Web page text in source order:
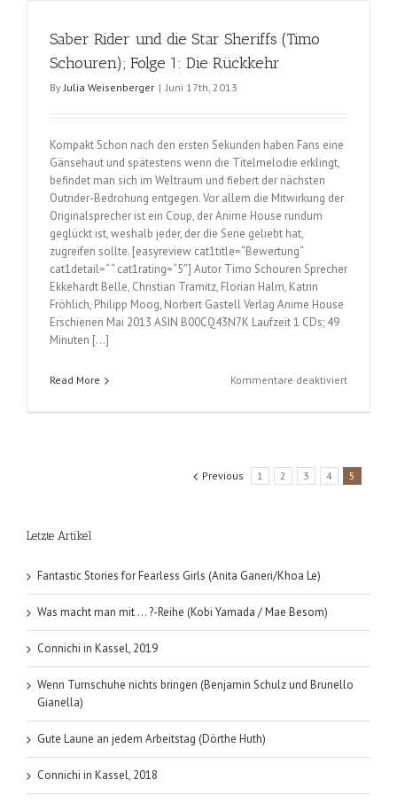
Saber Rider und die Star Sheriffs (Timo
Schouren); Folge 1: Die Rückkehr
ByJulia Weisenberger | Juni 17th, 2013
Kompakt Schon nach den ersten Sekunden haben Fans eine
Gänsehaut und spätestens wenn die Titelmelodie erklingt,
befindet man sich im Weltraum und fiebert der nächsten
Outrider-Bedrohung entgegen. Vor allem die Mitwirkung der
Originalsprecher ist ein Coup, der Anime House rundum
geglückt ist, weshalb jeder, der die Serie geliebt hat,
zugreifen sollte. [easyreview cat1title=“Bewertung“
cat1detail=“ “ cat1rating=“5″] Autor Timo Schouren Sprecher
Ekkehardt Belle, Christian Tramitz, Florian Halm, Katrin
Fröhlich, Philipp Moog, Norbert Gastell Verlag Anime House
Erschienen Mai 2013 ASIN B00CQ43N7K Laufzeit 1 CDs; 49
Minuten […]
Read More Kommentare deaktiviertfür
Star
Sheriffs
Rückkehr
Previous 1 2 3 4 5
Letzte Artikel
Fantastic Stories for Fearless Girls (Anita Ganeri/Khoa Le)
Was macht man mit … ?-Reihe (Kobi Yamada / Mae Besom)
Connichi in Kassel, 2019
Wenn Turnschuhe nichts bringen (Benjamin Schulz und Brunello
Gianella)
Gute Laune an jedem Arbeitstag (Dörthe Huth)
Connichi in Kassel, 2018